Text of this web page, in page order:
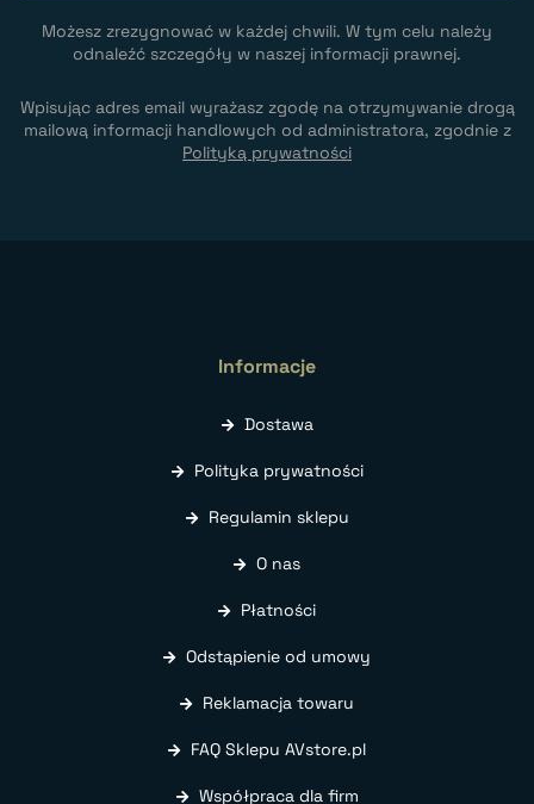
Możesz zrezygnować w każdej chwili. W tym celu należy
odnaleźć szczegóły w naszej informacji prawnej.
Wpisując adres email wyrażasz zgodę na otrzymywanie drogą
mailową informacji handlowych od administratora, zgodnie z
Polityką prywatności
Informacje
Dostawa
Polityka prywatności
Regulamin sklepu
O nas
Płatności
Odstąpienie od umowy
Reklamacja towaru
FAQ Sklepu AVstore.pl
Współpraca dla firm